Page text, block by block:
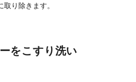
り除きます。
をこすり洗い